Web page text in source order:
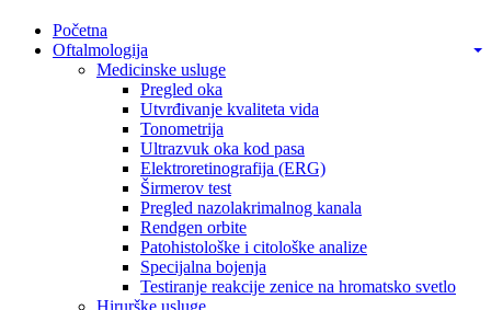
Početna
Oftalmologija
Medicinske usluge
Pregled oka
Utvrđivanje kvaliteta vida
Tonometrija
Ultrazvuk oka kod pasa
Elektroretinografija (ERG)
Širmerov test
Pregled nazolakrimalnog kanala
Rendgen orbite
Patohistološke i citološke analize
Specijalna bojenja
Testiranje reakcije zenice na hromatsko svetlo
Hirurške usluge